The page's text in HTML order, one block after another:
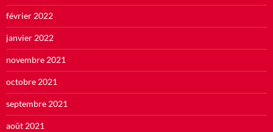
février 2022
janvier 2022
novembre 2021
octobre 2021
septembre 2021
août 2021